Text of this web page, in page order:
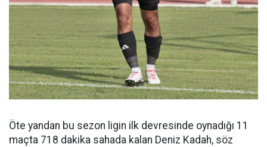
Öte yandan bu sezon ligin ilk devresinde oynadığı 11
maçta 718 dakika sahada kalan Deniz Kadah, söz